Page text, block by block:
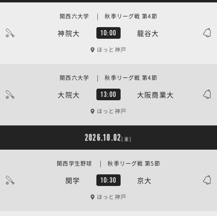
神院大 10:00 龍谷大
関西六大学 | 秋季リーグ戦 第4節
ほっと神戸
大院大 13:00 大阪商業大
関西六大学 | 秋季リーグ戦 第4節
ほっと神戸
2026.10.02[金]
関学 10:30 京大
関西学生野球 | 秋季リーグ戦 第5節
ほっと神戸